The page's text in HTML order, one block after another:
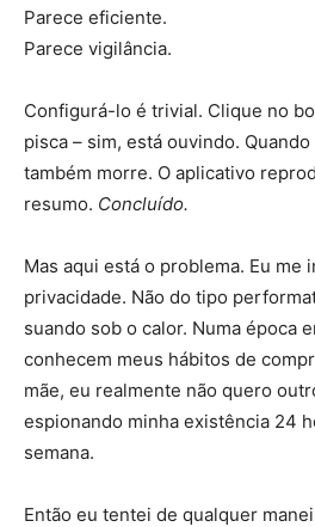
Parece eficiente.
Parece vigilância.
Configurá-lo é trivial. Clique no
pisca – sim, está ouvindo.
também morre. O aplicativo
resumo. Concluído.
Mas aqui está o problema. Eu me
privacidade. Não do tipo
suando sob o calor. Numa época
conhecem meus hábitos de
mãe, eu realmente não quero
espionando minha existência 24
semana.
Então eu tentei de qualquer